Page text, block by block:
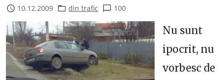
10.12.2009 din trafic 100
Nu sunt
ipocrit, nu
vorbesc de